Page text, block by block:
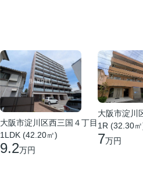
大阪市淀川区西三国４丁目
1LDK (42.20㎡)
9.2万円
大阪市淀川
1R (32.30
7万円